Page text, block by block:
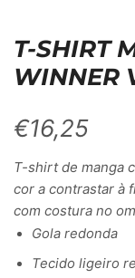
T-SHIRT
WINNER
€16,25
T-shirt de manga
cor a contrastar à
com costura no
Gola redonda
Tecido ligeiro